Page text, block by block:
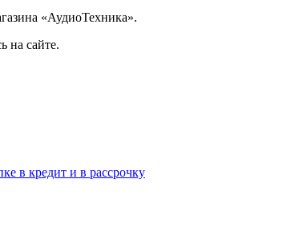
«АудиоТехника».
на сайте.
в кредит и в рассрочку